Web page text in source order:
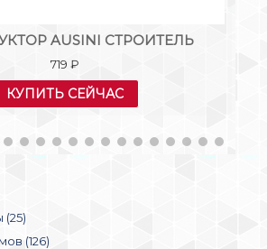
AUSINI СТРОИТЕЛЬ
719 ₽
КУПИТЬ СЕЙЧАС
(25)
(126)